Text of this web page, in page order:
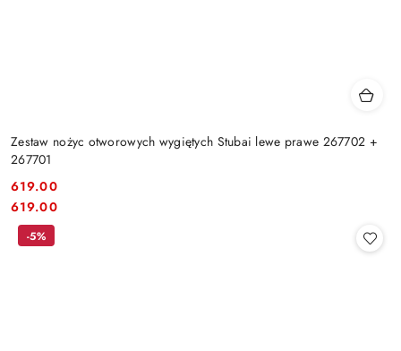
Zestaw nożyc otworowych wygiętych Stubai lewe prawe 267702 +
267701
Cena:
619.00
Cena:
619.00
-5%